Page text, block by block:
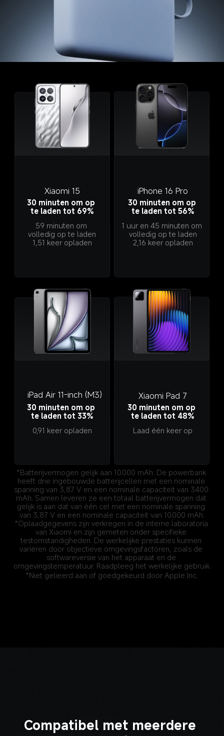
Xiaomi 15
30 minuten om op
te laden tot 69%
59 minuten om
volledig op te laden
1,51 keer opladen
iPhone 16 Pro
30 minuten om op
te laden tot 56%
1 uur en 45 minuten om
volledig op te laden
2,16 keer opladen
iPad Air 11-inch (M3)
30 minuten om op
te laden tot 33%
0,91 keer opladen
Xiaomi Pad 7
30 minuten om op
te laden tot 48%
Laad één keer op
*Batterijvermogen gelijk aan 10.000 mAh: De powerbank
heeft drie ingebouwde batterijcellen met een nominale
spanning van 3,87 V en een nominale capaciteit van 3400
mAh. Samen leveren ze een totaal batterijvermogen dat
gelijk is aan dat van één cel met een nominale spanning
van 3,87 V en een nominale capaciteit van 10.000 mAh.
*Oplaadgegevens zijn verkregen in de interne laboratoria
van Xiaomi en zijn gemeten onder specifieke
testomstandigheden. De werkelijke prestaties kunnen
variëren door objectieve omgevingsfactoren, zoals de
softwareversie van het apparaat en de
omgevingstemperatuur. Raadpleeg het werkelijke gebruik.
*Niet gelieerd aan of goedgekeurd door Apple Inc.
Compatibel met meerdere